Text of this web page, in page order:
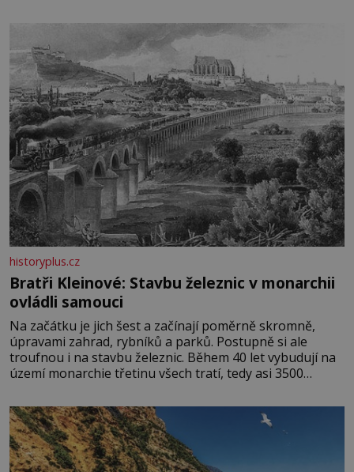
historyplus.cz
Bratři Kleinové: Stavbu železnic v monarchii
ovládli samouci
Na začátku je jich šest a začínají poměrně skromně,
úpravami zahrad, rybníků a parků. Postupně si ale
troufnou i na stavbu železnic. Během 40 let vybudují na
území monarchie třetinu všech tratí, tedy asi 3500
ducha zdědí bratři Kleinové po otci Johannovi (1756–
1835), který má malý statek na Jesenicku